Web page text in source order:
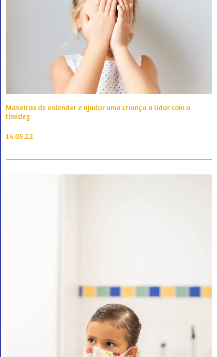
Maneiras de entender e ajudar uma criança a lidar com a
timidez
14.05.22